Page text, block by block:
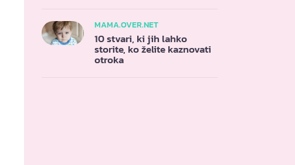
MAMA.OVER.NET
10 stvari, ki jih lahko
storite, ko želite kaznovati
otroka